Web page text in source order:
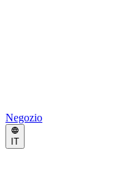
Negozio
IT